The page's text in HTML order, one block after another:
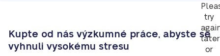
try
later
or
Kupte od nás výzkumné práce, abyste se
vyhnuli vysokému stresu